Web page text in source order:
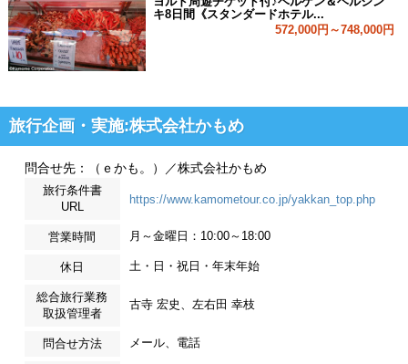
キ8日間《スタンダードホテル...
572,000円～748,000円
旅行企画・実施:株式会社かもめ
問合せ先：（ｅかも。）／株式会社かもめ
旅行条件書
URL
https://www.kamometour.co.jp/yakkan_top.php
営業時間 月～金曜日：10:00～18:00
休日 土・日・祝日・年末年始
総合旅行業務
取扱管理者
古寺 宏史、左右田 幸枝
問合せ方法 メール、電話